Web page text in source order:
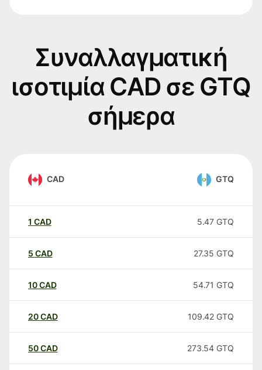
Συναλλαγματική
ισοτιμία CAD σε GTQ
σήμερα
CAD GTQ
1 CAD 5.47 GTQ
5 CAD 27.35 GTQ
10CAD 54.71 GTQ
20CAD 109.42 GTQ
50CAD 273.54 GTQ